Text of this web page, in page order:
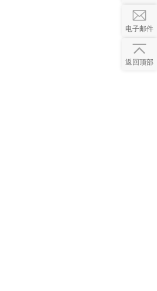
电子邮件
返回顶部